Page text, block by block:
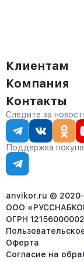
Клиентам
Доставка
Оплата
Сервис
Статус заказа
Статьи
Компания
О компании
Контакты
Партнёрам
Контакты
Отдел продаж:
8 (800) 234-22-62
corp@anvikor.ru
Ежедневно, с
Отдел рекламации:
8 (953) 455-25-61
Следите за
Поддержка
anvikor.ru ©
ООО
ОГРН
Оферта
Согласие на